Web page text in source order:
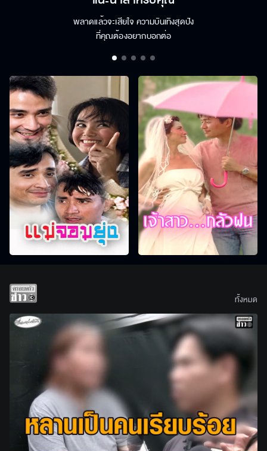
พลาดแล้วจะเสียใจ ความบันเทิงสุดปัง
ที่คุณต้องอยากบอกต่อ
ทั้งหมด